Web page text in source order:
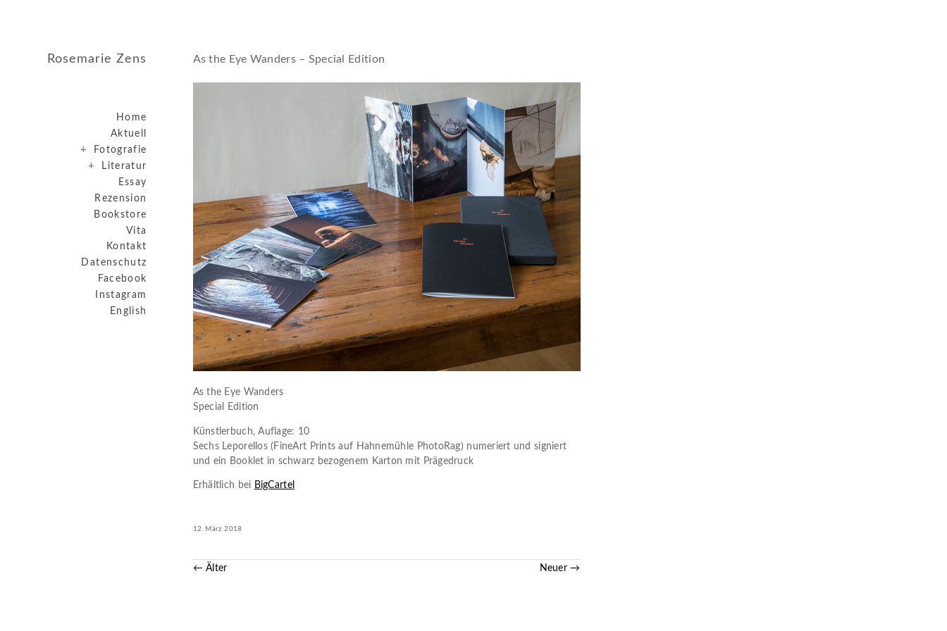
Rosemarie Zens
Home
Aktuell
+ Fotografie
+
Literatur
Essay
Rezension
Bookstore
Vita
Kontakt
Datenschutz
Facebook
Instagram
English
As the Eye Wanders – Special Edition
As the Eye Wanders
Special Edition
Künstlerbuch, Auflage: 10
Sechs Leporellos (FineArt Prints auf Hahnemühle PhotoRag) numeriert und signiert
und ein Booklet in schwarz bezogenem Karton mit Prägedruck
Erhältlich bei BigCartel
12. März 2018
← Älter Neuer →